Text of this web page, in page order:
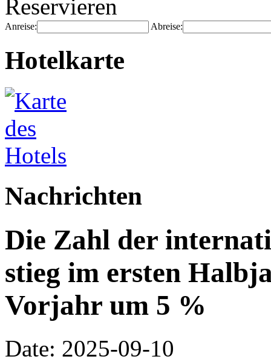
Reservieren
Anreise: Abreise:
Hotelkarte
Nachrichten
Die Zahl der
stieg im ersten
Vorjahr um 5 %
Date: 2025-09-10